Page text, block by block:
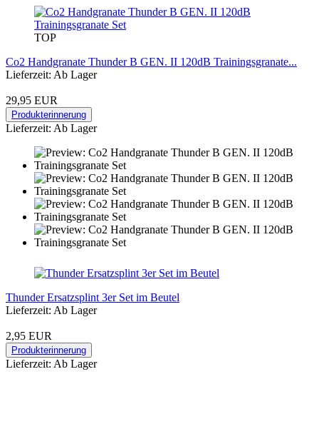
TOP
Co2 Handgranate Thunder B GEN. II 120dB Trainingsgranate...
Lieferzeit: Ab Lager
29,95 EUR
Produkterinnerung
Lieferzeit: Ab Lager
Thunder Ersatzsplint 3er Set im Beutel
Lieferzeit: Ab Lager
2,95 EUR
Produkterinnerung
Lieferzeit: Ab Lager